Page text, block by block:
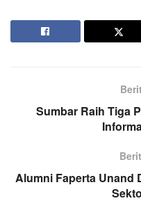
Sumbar Raih Tiga
Alumni Faperta Unand